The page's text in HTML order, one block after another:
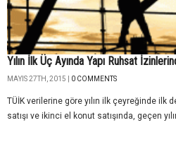
Yılın İlk Üç Ayında Yapı Ruhsat
MAYIS 27TH, 2015 | 0 COMMENTS
TÜİK verilerine göre yılın ilk çeyreğinde ilk
satışı ve ikinci el konut satışında, geçen